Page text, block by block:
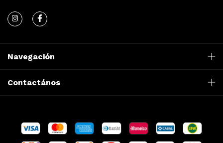
Navegación
Contactános